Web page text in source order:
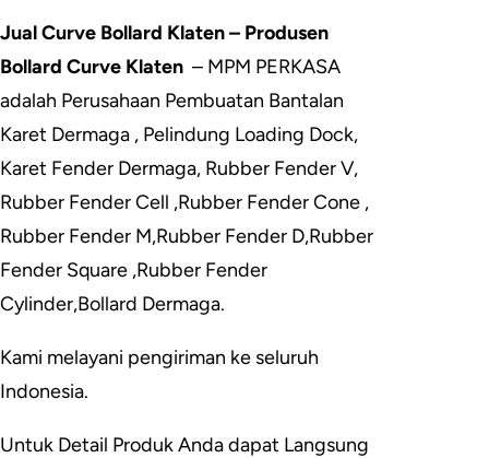
Jual Curve Bollard Klaten – Produsen
Bollard Curve Klaten – MPM PERKASA
adalah Perusahaan Pembuatan Bantalan
Karet Dermaga , Pelindung Loading Dock,
Karet Fender Dermaga, Rubber Fender V,
Rubber Fender Cell ,Rubber Fender Cone ,
Rubber Fender M,Rubber Fender D,Rubber
Fender Square ,Rubber Fender
Cylinder,Bollard Dermaga.
Kami melayani pengiriman ke seluruh
Indonesia.
Untuk Detail Produk Anda dapat Langsung